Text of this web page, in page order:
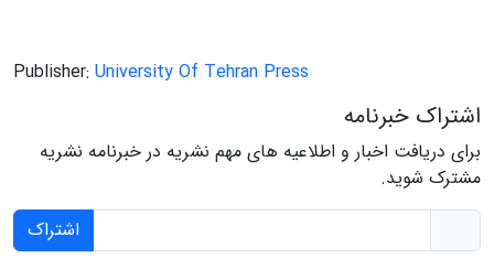
Publisher: University Of Tehran Press
اشتراک خبرنامه
برای دریافت اخبار و اطلاعیه های مهم نشریه در خبرنامه نشریه
مشترک شوید.
اشتراک